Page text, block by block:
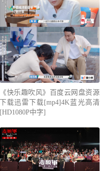
《快乐趣吹风》百度云网盘资源
下载迅雷下载[mp4]4K蓝光高清
[HD1080P中字]